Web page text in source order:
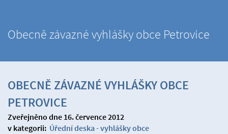
Obecně závazné vyhlášky obce Petrovice
OBECNĚ ZÁVAZNÉ VYHLÁŠKY OBCE
PETROVICE
Zveřejněno dne 16. července 2012
v kategorii: Úřední deska - vyhlášky obce